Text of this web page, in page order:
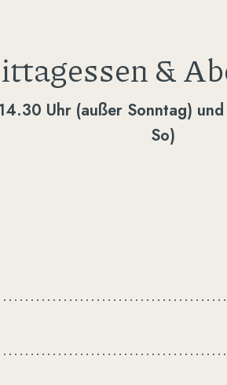
&
Uhr (außer Sonntag)
So)